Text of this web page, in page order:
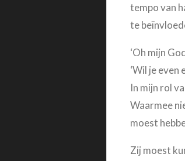
tempo van
te
‘Oh mijn
‘Wil je even
In mijn rol
Waarmee
moest
Zij moest